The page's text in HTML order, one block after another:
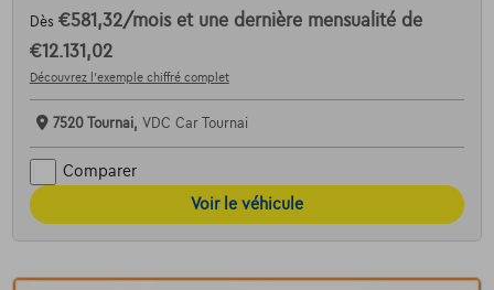
Dès €581,32/mois et une dernière mensualité de
€12.131,02
Découvrez l’exemple chiffré complet
7520 Tournai, VDC Car Tournai
Comparer
Voir le véhicule